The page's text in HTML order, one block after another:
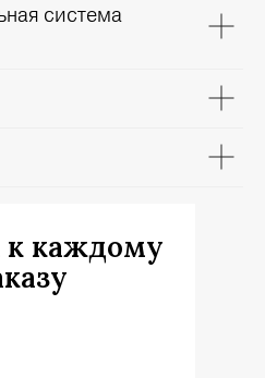
система
к каждому